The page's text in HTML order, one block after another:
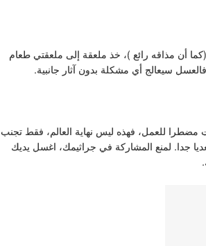
أن مذاقه رائع )، خذ ملعقة إلى ملعقتي طعام
سيعالج أي مشكلة بدون آثار جانبية.
للعمل، فهذه ليس نهاية العالم، فقط تجنب
جدا. لمنع المشاركة في جراثيمك، اغسل يديك